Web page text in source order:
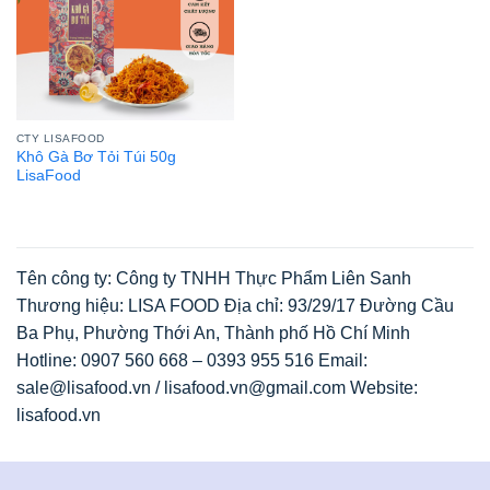
CTY LISAFOOD
Khô Gà Bơ Tỏi Túi 50g
LisaFood
Tên công ty: Công ty TNHH Thực Phẩm Liên Sanh
Thương hiệu: LISA FOOD Địa chỉ: 93/29/17 Đường Cầu
Ba Phụ, Phường Thới An, Thành phố Hồ Chí Minh
Hotline: 0907 560 668 – 0393 955 516 Email:
sale@lisafood.vn / lisafood.vn@gmail.com Website:
lisafood.vn